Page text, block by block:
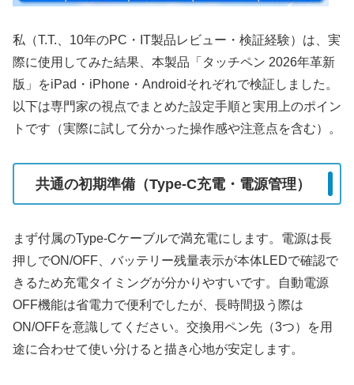
私（T.T.、10年のPC・IT製品レビュー・検証経験）は、実
際に使用してみた結果、本製品「タッチペン 2026年革新
版」をiPad・iPhone・Androidそれぞれで検証しました。
以下は専門家の視点でまとめた設定手順と実用上のポイン
トです（実際に試して分かった操作感や注意点を含む）。
共通の初期準備（Type-C充電・電源管理）
まず付属のType-Cケーブルで満充電にします。電源は長
押しでON/OFF、バッテリー残量表示が本体LEDで確認で
きるため充電タイミングが分かりやすいです。自動電源
OFF機能は省電力で便利でしたが、長時間扱う際は
ON/OFFを意識してください。交換用ペン先（3つ）を用
途に合わせて使い分けると描き心地が安定します。